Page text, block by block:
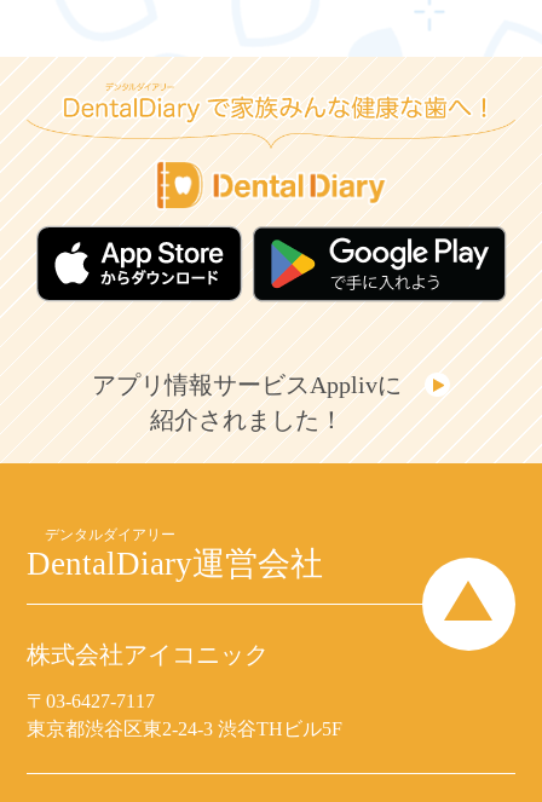
アプリ情報サービスApplivに
紹介されました！
DentalDiary運営会社
株式会社アイコニック
〒03-6427-7117
東京都渋谷区東2-24-3 渋谷THビル5F